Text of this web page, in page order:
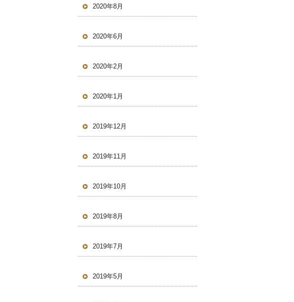
2020年8月
2020年6月
2020年2月
2020年1月
2019年12月
2019年11月
2019年10月
2019年8月
2019年7月
2019年5月